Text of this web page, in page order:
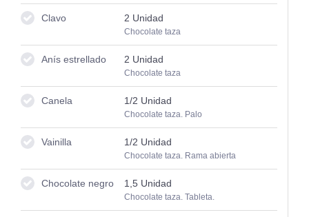
Clavo 2 Unidad
Chocolate taza
Anís estrellado 2 Unidad
Chocolate taza
Canela 1/2 Unidad
Chocolate taza. Palo
Vainilla 1/2 Unidad
Chocolate taza. Rama abierta
Chocolate negro 1,5Unidad
Chocolate taza. Tableta.